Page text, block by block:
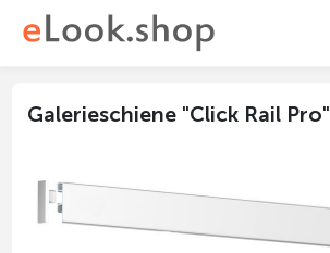
Galerieschiene "Click Rail Pro"